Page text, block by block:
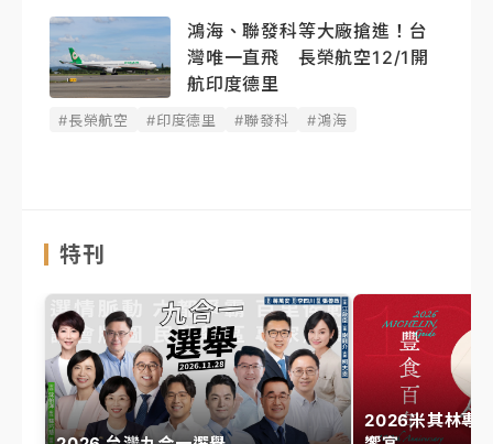
鴻海、聯發科等大廠搶進！台
灣唯一直飛 長榮航空12/1開
航印度德里
#長榮航空 #印度德里 #聯發科 #鴻海
特刊
2026米其林專